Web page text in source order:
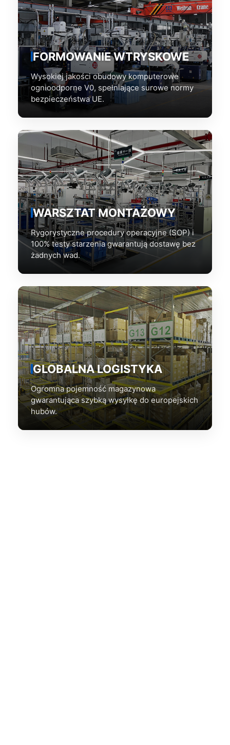
FORMOWANIE WTRYSKOWE
Wysokiej jakości obudowy komputerowe
ognioodporne V0, spełniające surowe normy
bezpieczeństwa UE.
WARSZTAT MONTAŻOWY
Rygorystyczne procedury operacyjne (SOP) i
100% testy starzenia gwarantują dostawę bez
żadnych wad.
GLOBALNA LOGISTYKA
Ogromna pojemność magazynowa
gwarantująca szybką wysyłkę do europejskich
hubów.